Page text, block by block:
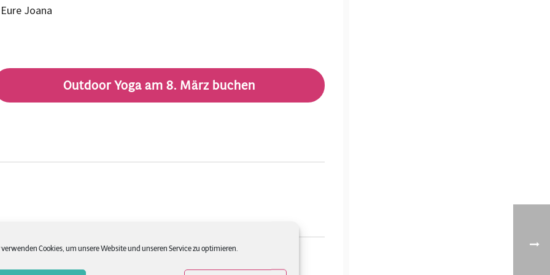
Cookies, um unsere Website und unseren Service zu optimieren.
Eure Joana
Outdoor Yoga am 8. März buchen